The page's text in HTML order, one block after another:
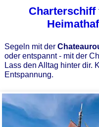
Charterschiff
Segeln mit der
oder entspannt - mit der
Lass den Alltag hinter dir.
Entspannung.